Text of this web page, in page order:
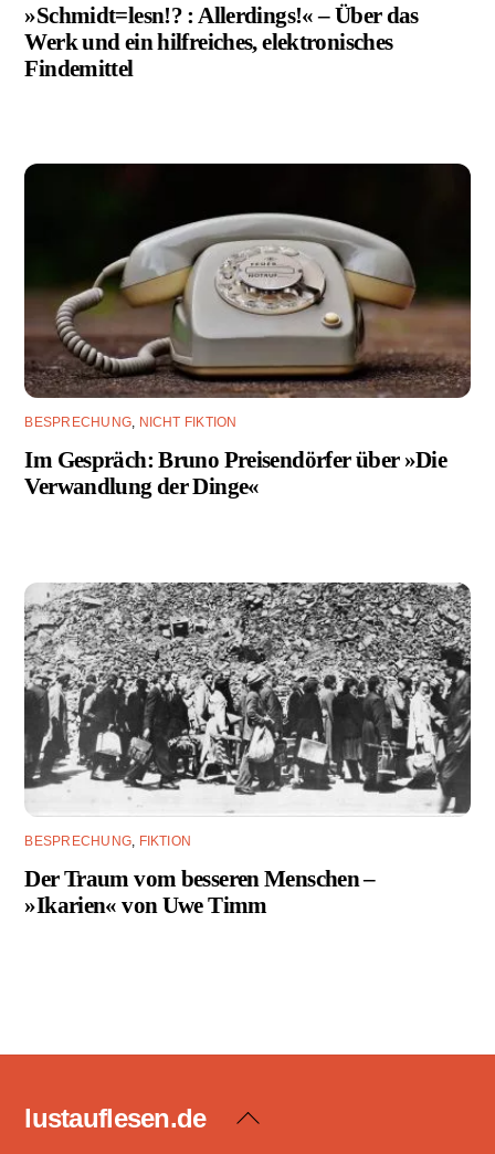
»Schmidt=lesn!? : Allerdings!« – Über das
Werk und ein hilfreiches, elektronisches
Findemittel
BESPRECHUNG, NICHT FIKTION
Im Gespräch: Bruno Preisendörfer über »Die
Verwandlung der Dinge«
BESPRECHUNG FIKTION
Der Traum vom besseren Menschen –
»Ikarien« von Uwe Timm
Back
lustauflesen.de